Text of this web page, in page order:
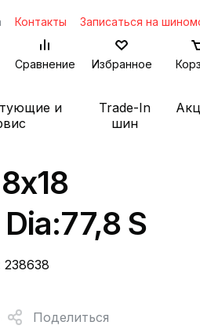
Контакты Записаться на
Сравнение Избранное
и
Trade-In
шин
S
238638
Поделиться